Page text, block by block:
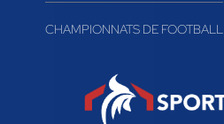
CHAMPIONNATS DE FOOTBALL